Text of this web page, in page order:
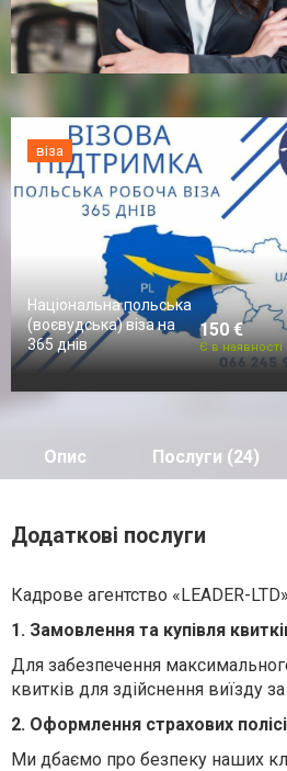
віза
Національна польська
(воєвудська) віза на
365 днів
150 €
Є в наявності
Опис Послуги (24)
Додаткові послуги
Кадрове агентство «LEADER-
1. Замовлення та купівля
Для забезпечення
квитків для здійснення виїзду
2. Оформлення страхових
Ми дбаємо про безпеку наших